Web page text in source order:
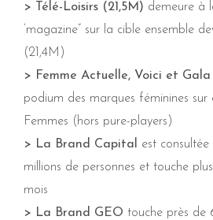
> Télé-Loisirs (21,5M) demeure à
‘magazine” sur la cible ensemble
(21,4M)
> Femme Actuelle, Voici et Gala
podium des marques féminines sur
Femmes (hors pure-players)
> La Brand Capital est
millions de personnes et touche
mois
> La Brand GEO touche près de